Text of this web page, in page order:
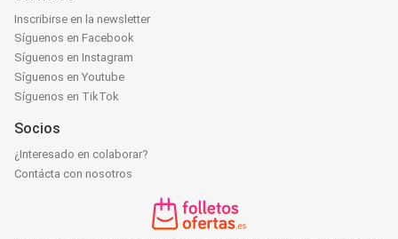
Inscribirse en la newsletter
Síguenos en Facebook
Síguenos en Instagram
Síguenos en Youtube
Síguenos en TikTok
Socios
¿Interesado en colaborar?
Contácta con nosotros